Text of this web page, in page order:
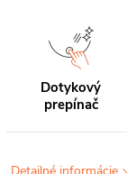
Dotykový
prepínač